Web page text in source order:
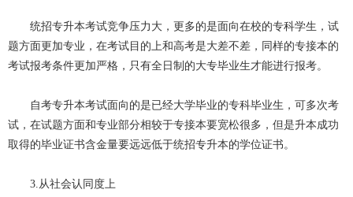
统招专升本考试竞争压力大，更多的是面向在校的专科学生，试
题方面更加专业，在考试目的上和高考是大差不差，同样的专接本的
考试报考条件更加严格，只有全日制的大专毕业生才能进行报考。
自考专升本考试面向的是已经大学毕业的专科毕业生，可多次考
试，在试题方面和专业部分相较于专接本要宽松很多，但是升本成功
取得的毕业证书含金量要远远低于统招专升本的学位证书。
3.从社会认同度上